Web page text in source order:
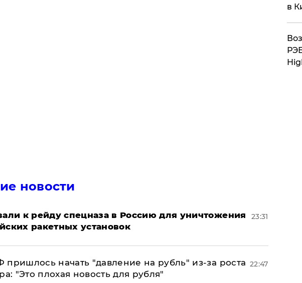
новости
к рейду спецназа в Россию для уничтожения
ракетных установок
23:31
начать "давление на рубль" из-за роста
"Это плохая новость для рубля"
22:47
в